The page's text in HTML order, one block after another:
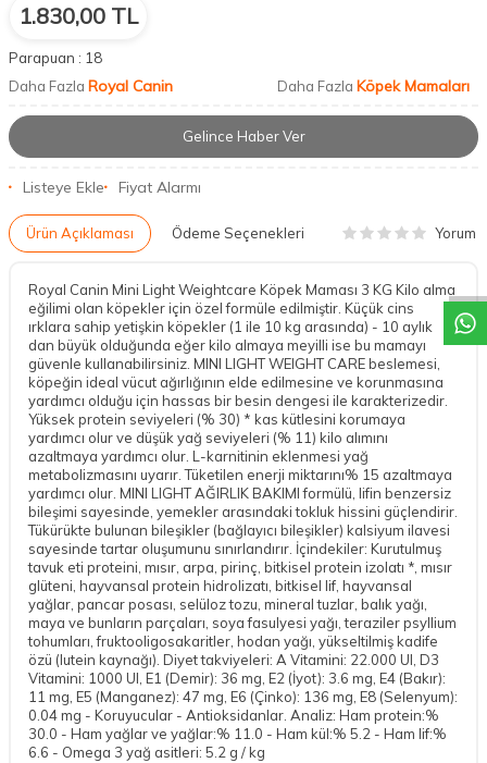
1.830,00 TL
Parapuan : 18
Daha Fazla Royal Canin Daha Fazla Köpek Mamaları
Gelince Haber Ver
Listeye Ekle Fiyat Alarmı
Ürün Açıklaması Ödeme Seçenekleri Yorum
Royal Canin Mini Light Weightcare Köpek Maması 3 KG Kilo alma
eğilimi olan köpekler için özel formüle edilmiştir. Küçük cins
ırklara sahip yetişkin köpekler (1 ile 10 kg arasında) - 10 aylık
dan büyük olduğunda eğer kilo almaya meyilli ise bu mamayı
güvenle kullanabilirsiniz. MINI LIGHT WEIGHT CARE beslemesi,
köpeğin ideal vücut ağırlığının elde edilmesine ve korunmasına
yardımcı olduğu için hassas bir besin dengesi ile karakterizedir.
Yüksek protein seviyeleri (% 30) * kas kütlesini korumaya
yardımcı olur ve düşük yağ seviyeleri (% 11) kilo alımını
azaltmaya yardımcı olur. L-karnitinin eklenmesi yağ
metabolizmasını uyarır. Tüketilen enerji miktarını% 15 azaltmaya
yardımcı olur. MINI LIGHT AĞIRLIK BAKIMI formülü, lifin benzersiz
bileşimi sayesinde, yemekler arasındaki tokluk hissini güçlendirir.
Tükürükte bulunan bileşikler (bağlayıcı bileşikler) kalsiyum ilavesi
sayesinde tartar oluşumunu sınırlandırır. İçindekiler: Kurutulmuş
tavuk eti proteini, mısır, arpa, pirinç, bitkisel protein izolatı *, mısır
glüteni, hayvansal protein hidrolizatı, bitkisel lif, hayvansal
yağlar, pancar posası, selüloz tozu, mineral tuzlar, balık yağı,
maya ve bunların parçaları, soya fasulyesi yağı, teraziler psyllium
tohumları, fruktooligosakaritler, hodan yağı, yükseltilmiş kadife
özü (lutein kaynağı). Diyet takviyeleri: A Vitamini: 22.000 UI, D3
Vitamini: 1000 UI, E1 (Demir): 36 mg, E2 (İyot): 3.6 mg, E4 (Bakır):
11 mg, E5 (Manganez): 47 mg, E6 (Çinko): 136 mg, E8 (Selenyum):
0.04 mg - Koruyucular - Antioksidanlar. Analiz: Ham protein:%
30.0 - Ham yağlar ve yağlar:% 11.0 - Ham kül:% 5.2 - Ham lif:%
6.6 - Omega 3 yağ asitleri: 5.2 g / kg